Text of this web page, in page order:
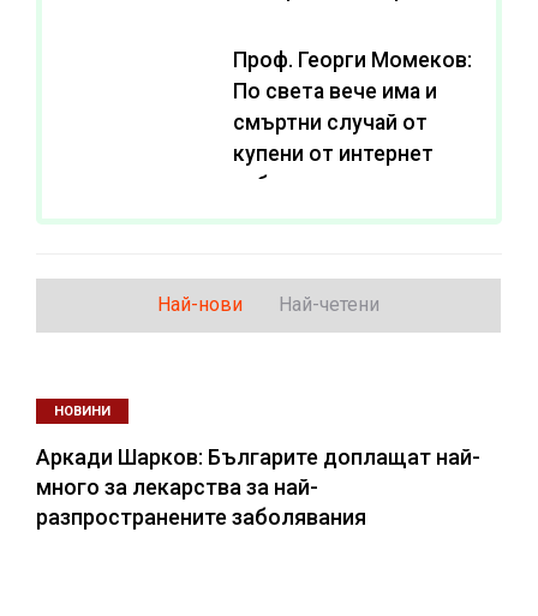
Проф. Георги Момеков:
По света вече има и
смъртни случай от
купени от интернет
субстанции за
отслабване
Най-нови Най-четени
НОВИНИ
Аркади Шарков: Българите доплащат най-
много за лекарства за най-
разпространените заболявания